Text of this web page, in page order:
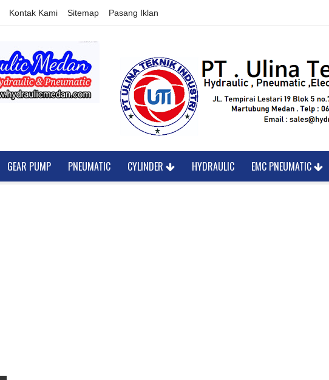
Kontak Kami Sitemap Pasang Iklan
GEAR PUMP PNEUMATIC CYLINDER HYDRAULIC EMC PNEUMATIC